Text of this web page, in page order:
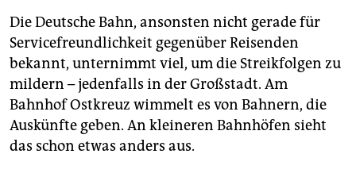
Die Deutsche Bahn, ansonsten nicht gerade für
Servicefreundlichkeit gegenüber Reisenden
bekannt, unternimmt viel, um die Streikfolgen zu
mildern – jedenfalls in der Großstadt. Am
Bahnhof Ostkreuz wimmelt es von Bahnern, die
Auskünfte geben. An kleineren Bahnhöfen sieht
das schon etwas anders aus.